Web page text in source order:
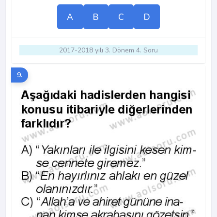
A B C D
2017-2018 yılı 3. Dönem 4. Soru
9.